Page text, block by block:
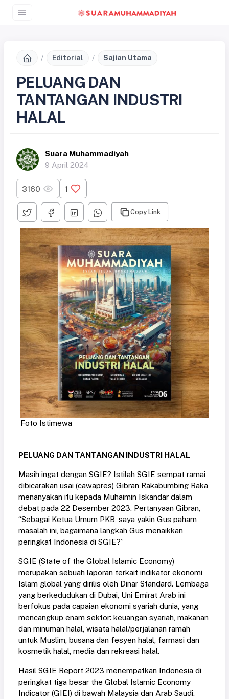
Editorial Sajian Utama
PELUANG DAN
TANTANGAN INDUSTRI
HALAL
Suara Muhammadiyah
9 April 2024
3160 1
Copy Link
Foto Istimewa
PELUANG DAN TANTANGAN INDUSTRI HALAL
Masih ingat dengan SGIE? Istilah SGIE sempat ramai
dibicarakan usai (cawapres) Gibran Rakabumbing Raka
menanyakan itu kepada Muhaimin Iskandar dalam
debat pada 22 Desember 2023. Pertanyaan Gibran,
“Sebagai Ketua Umum PKB, saya yakin Gus paham
masalah ini, bagaimana langkah Gus menaikkan
peringkat Indonesia di SGIE?”
SGIE (State of the Global Islamic Economy)
merupakan sebuah laporan terkait indikator ekonomi
Islam global yang dirilis oleh Dinar Standard. Lembaga
yang berkedudukan di Dubai, Uni Emirat Arab ini
berfokus pada capaian ekonomi syariah dunia, yang
mencangkup enam sektor: keuangan syariah, makanan
dan minuman halal, wisata halal/perjalanan ramah
untuk Muslim, busana dan fesyen halal, farmasi dan
kosmetik halal, media dan rekreasi halal.
Hasil SGIE Report 2023 menempatkan Indonesia di
peringkat tiga besar the Global Islamic Economy
Indicator (GIEI) di bawah Malaysia dan Arab Saudi.